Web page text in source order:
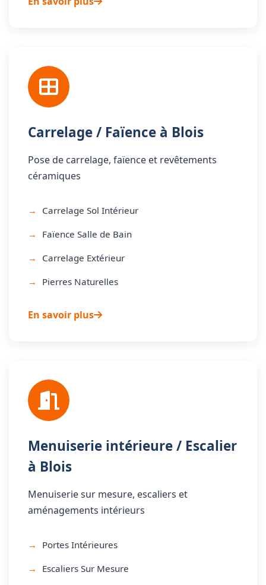
Carrelage / Faïence à Blois
Pose de carrelage, faïence et revêtements
céramiques
Carrelage Sol Intérieur
Faïence Salle de Bain
Carrelage Extérieur
Pierres Naturelles
En savoir plus
Menuiserie intérieure / Escalier
à Blois
Menuiserie sur mesure, escaliers et
aménagements intérieurs
Portes Intérieures
Escaliers Sur Mesure